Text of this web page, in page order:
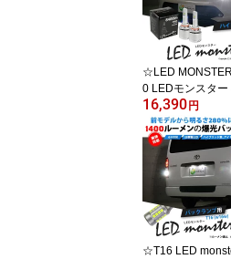
4W・PSX26W
☆LED
0 LEDモンスタ
m ルーメン LED
ムバルブキット
ー：ホワイト
ビン 全光束：
ルブ規格：HB3
16,390 円
☆T16 LED